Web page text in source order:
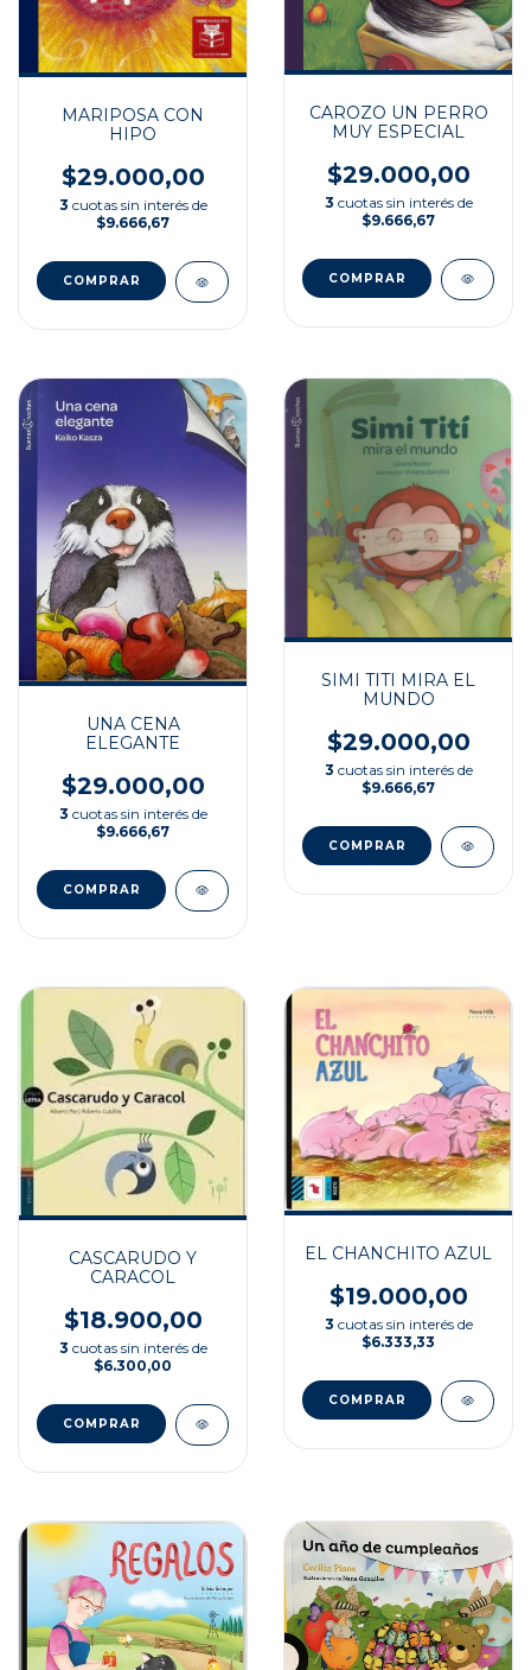
MARIPOSA CON
HIPO
$29.000,00
3 cuotas sin interés de
$9.666,67
CAROZO UN PERRO
MUY ESPECIAL
$29.000,00
3 cuotas sin interés de
$9.666,67
UNA CENA
ELEGANTE
$29.000,00
3 cuotas sin interés de
$9.666,67
SIMI TITI MIRA EL
MUNDO
$29.000,00
3 cuotas sin interés de
$9.666,67
CASCARUDO Y
CARACOL
$18.900,00
3 cuotas sin interés de
$6.300,00
EL CHANCHITO AZUL
$19.000,00
3 cuotas sin interés de
$6.333,33